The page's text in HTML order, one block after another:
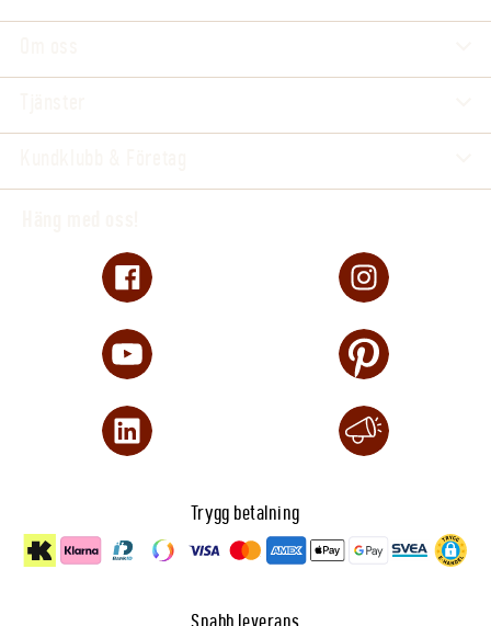
Trygg betalning
Snabb leverans